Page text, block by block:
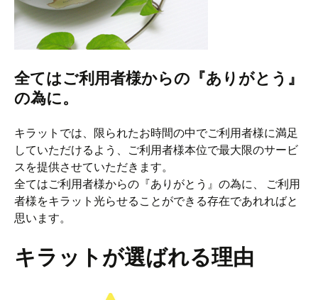
全てはご利用者様からの『ありがとう』
の為に。
キラットでは、限られたお時間の中でご利用者様に満足
していただけるよう、ご利用者様本位で最大限のサービ
スを提供させていただきます。
全てはご利用者様からの『ありがとう』の為に、 ご利用
者様をキラット光らせることができる存在であれればと
思います。
キラットが選ばれる理由